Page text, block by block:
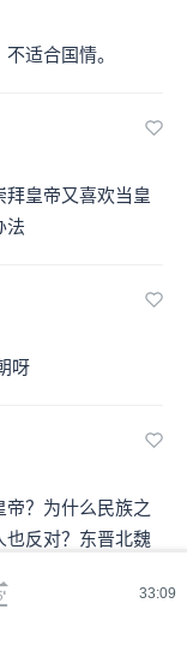
33:09
适合国情。
皇帝又喜欢当皇
法
呀
？为什么民族之
也反对？东晋北魏
们了，你愿不愿